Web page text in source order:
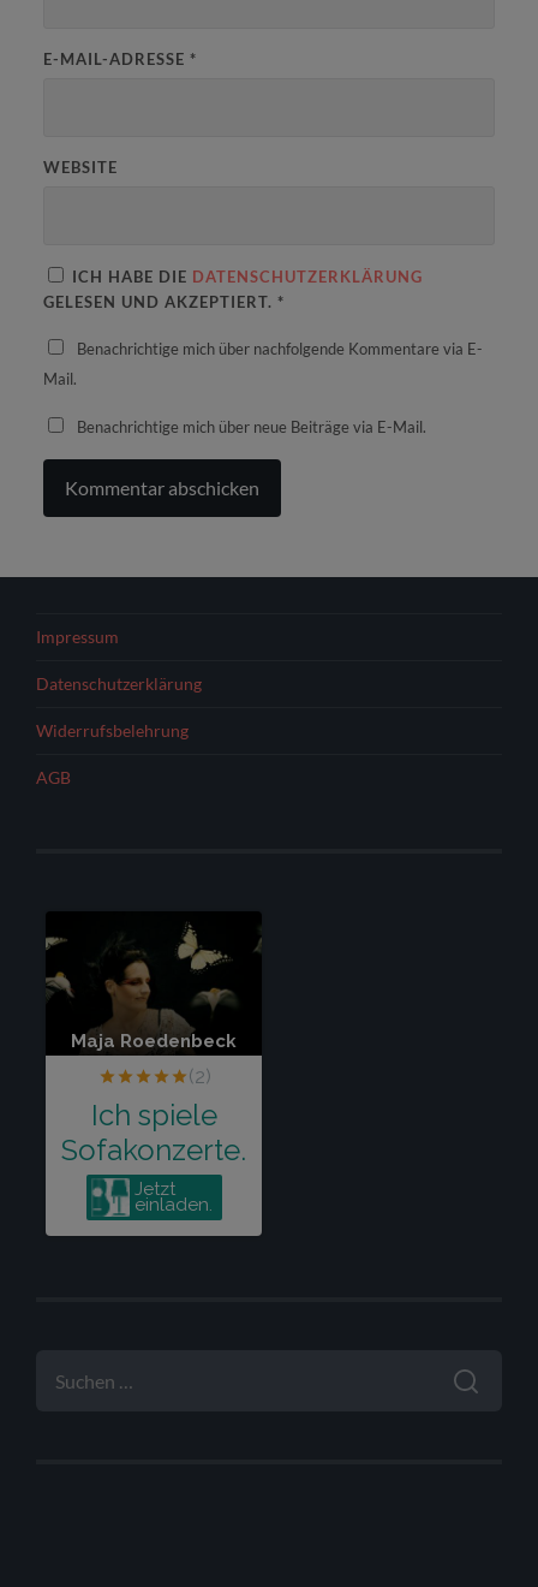
E-MAIL-ADRESSE *
WEBSITE
ICH HABE DIE DATENSCHUTZERKLÄRUNG
GELESEN UND AKZEPTIERT. *
Benachrichtige mich über nachfolgende Kommentare via E-
Mail.
Benachrichtige mich über neue Beiträge via E-Mail.
Impressum
Datenschutzerklärung
Widerrufsbelehrung
AGB
NACH: